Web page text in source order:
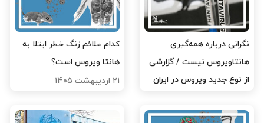
نگرانی درباره همه‌گیری
هانتاویروس نیست / گزارشی
از نوع جدید ویروس در ایران
۲۱ اردیبهشت ۱۴۰۵
کدام علائم زنگ خطر ابتلا به
هانتا ویروس است؟
۲۱ اردیبهشت ۱۴۰۵